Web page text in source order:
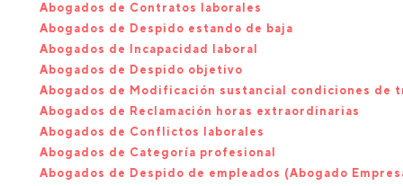
Abogados de Contratos laborales
Abogados de Despido estando de baja
Abogados de Incapacidad laboral
Abogados de Despido objetivo
Abogados de Modificación sustancial condiciones de
Abogados de Reclamación horas extraordinarias
Abogados de Conflictos laborales
Abogados de Categoría profesional
Abogados de Despido de empleados (Abogado